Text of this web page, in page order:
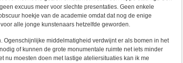
excuus meer voor slechte presentaties. Geen enkele
hoekje van de academie omdat dat nog de enige
alle jonge kunstenaars hetzelfde geworden.
Ogenschijnlijke middelmatigheid verdwijnt er als bomen in het
of kunnen de grote monumentale ruimte net iets minder
nu moesten doen met lastige ateliersituaties kan ik me